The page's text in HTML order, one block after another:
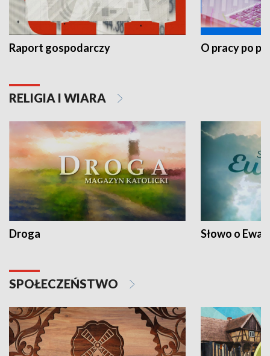
Raport gospodarczy O pracy po
RELIGIA I WIARA
Droga Słowo o
SPOŁECZEŃSTWO